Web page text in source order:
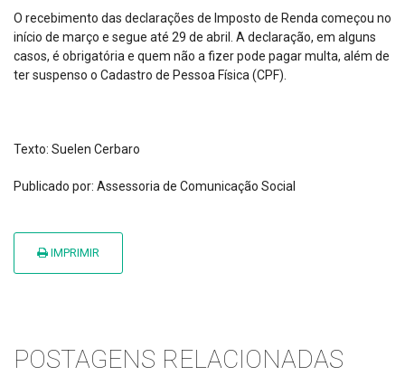
O recebimento das declarações de Imposto de Renda começou no
início de março e segue até 29 de abril. A declaração, em alguns
casos, é obrigatória e quem não a fizer pode pagar multa, além de
ter suspenso o Cadastro de Pessoa Física (CPF).
Texto: Suelen Cerbaro
Publicado por: Assessoria de Comunicação Social
IMPRIMIR
POSTAGENS RELACIONADAS